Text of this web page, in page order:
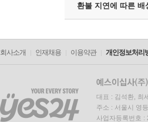
환불 지연에 따른 배
회사소개 인재채용 이용약관 개인정보처리
대표 : 김석환, 최
주소 : 서울시 영
사업자등록번호